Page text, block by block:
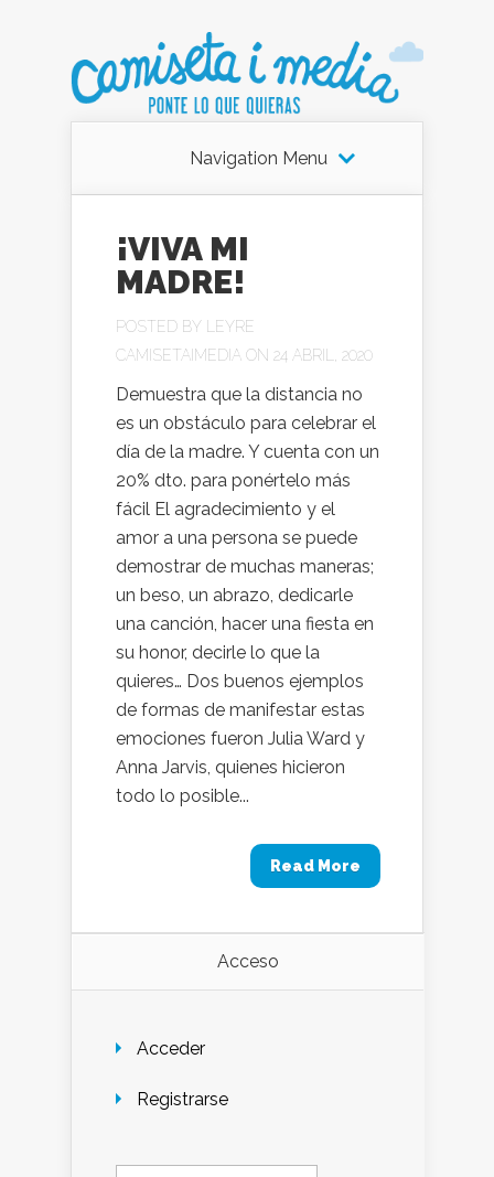
Navigation Menu
¡VIVA MI
MADRE!
POSTED BY
LEYRE
CAMISETAIMEDIA ON 24 ABRIL, 2020
Demuestra que la distancia no
es un obstáculo para celebrar el
día de la madre. Y cuenta con un
20% dto. para ponértelo más
fácil El agradecimiento y el
amor a una persona se puede
demostrar de muchas maneras;
un beso, un abrazo, dedicarle
una canción, hacer una fiesta en
su honor, decirle lo que la
quieres… Dos buenos ejemplos
de formas de manifestar estas
emociones fueron Julia Ward y
Anna Jarvis, quienes hicieron
todo lo posible...
Read More
Acceso
Acceder
Registrarse
Buscar: